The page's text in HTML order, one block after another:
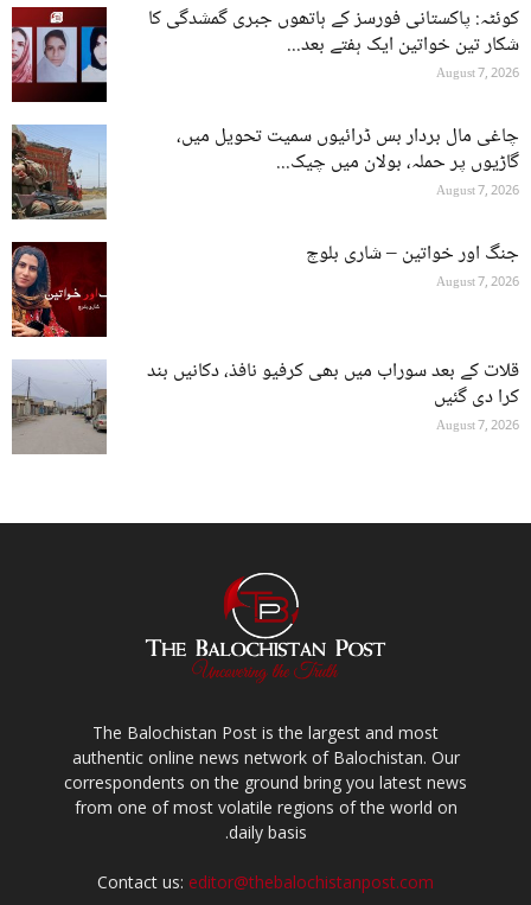
کوئٹہ: پاکستانی فورسز کے ہاتھوں جبری گمشدگی کا
شکار تین خواتین ایک ہفتے بعد...
August 7, 2026
چاغی مال بردار بس ڈرائیوں سمیت تحویل میں،
گاڑیوں پر حملہ، بولان میں چیک...
August 7, 2026
جنگ اور خواتین – شاری بلوچ
August 7, 2026
قلات کے بعد سوراب میں بھی کرفیو نافذ، دکانیں بند
کرا دی گئیں
August 7, 2026
The Balochistan Post is the largest and most
authentic online news network of Balochistan. Our
correspondents on the ground bring you latest news
from one of most volatile regions of the world on
daily basis.
Contact us: editor@thebalochistanpost.com